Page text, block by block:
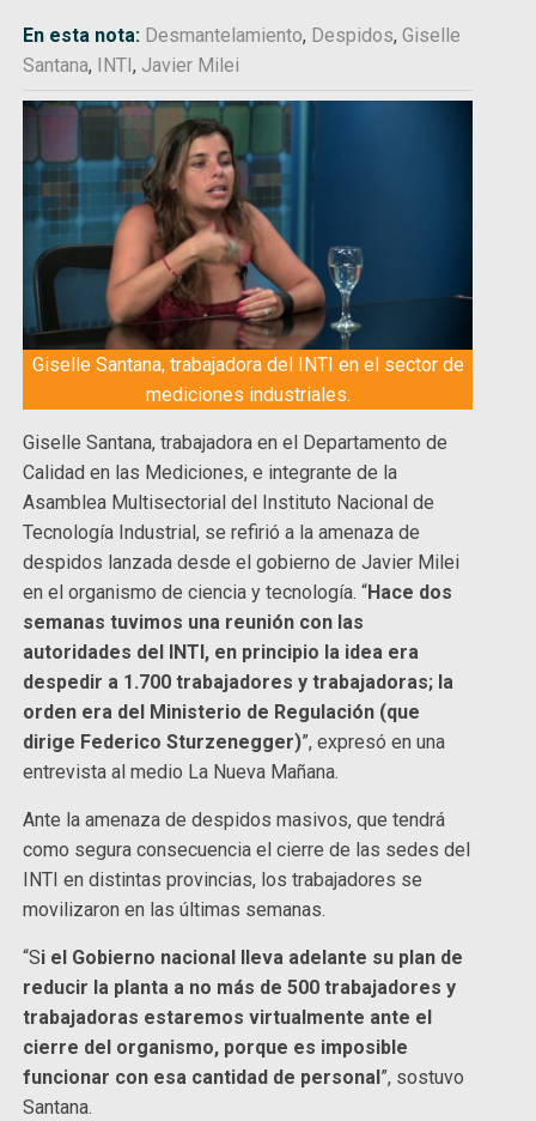
En esta nota: Desmantelamiento, Despidos,Giselle
Santana, INTI, Javier Milei
Giselle Santana, trabajadora del INTI en el sector de
mediciones industriales.
Giselle Santana, trabajadora en el Departamento de
Calidad en las Mediciones, e integrante de la
Asamblea Multisectorial del Instituto Nacional de
Tecnología Industrial, se refirió a la amenaza de
despidos lanzada desde el gobierno de Javier Milei
en el organismo de ciencia y tecnología. “Hace dos
semanas tuvimos una reunión con las
autoridades del INTI, en principio la idea era
despedir a 1.700 trabajadores y trabajadoras; la
orden era del Ministerio de Regulación (que
dirige Federico Sturzenegger)”, expresó en una
entrevista al medio La Nueva Mañana.
Ante la amenaza de despidos masivos, que tendrá
como segura consecuencia el cierre de las sedes del
INTI en distintas provincias, los trabajadores se
movilizaron en las últimas semanas.
“Si el Gobierno nacional lleva adelante su plan de
reducir la planta a no más de 500 trabajadores y
trabajadoras estaremos virtualmente ante el
cierre del organismo, porque es imposible
funcionar con esa cantidad de personal ”, sostuvo
Santana.